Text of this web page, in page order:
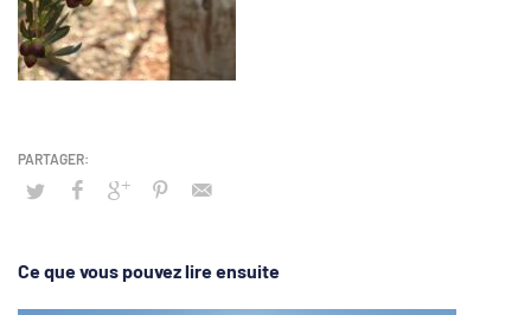
Ce que vous pouvez lire ensuite